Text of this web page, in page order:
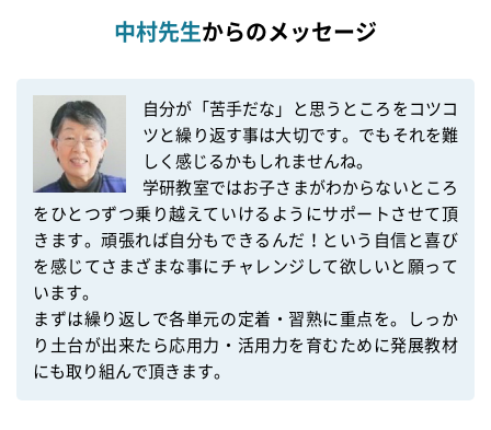
中村先生からのメッセージ
自分が「苦手だな」と思うところをコツコ
ツと繰り返す事は大切です。でもそれを難
しく感じるかもしれませんね。
学研教室ではお子さまがわからないところ
をひとつずつ乗り越えていけるようにサポートさせて頂
きます。頑張れば自分もできるんだ！という自信と喜び
を感じてさまざまな事にチャレンジして欲しいと願って
います。
まずは繰り返しで各単元の定着・習熟に重点を。しっか
り土台が出来たら応用力・活用力を育むために発展教材
にも取り組んで頂きます。